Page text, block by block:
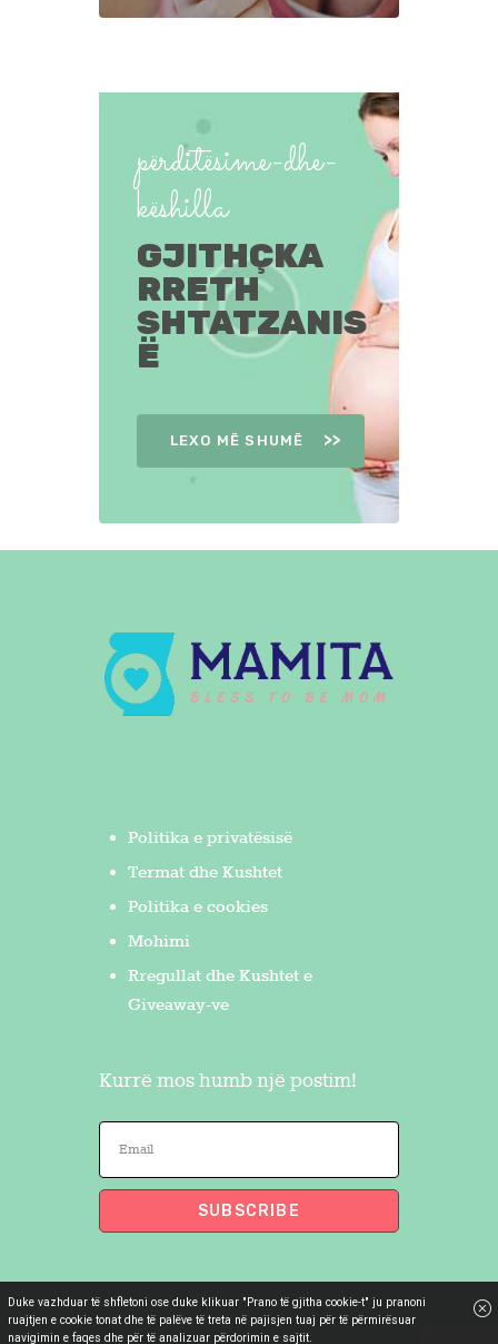
përditësime-dhe-
këshilla
GJITHÇKA
RRETH
SHTATZANIS
Ë
LEXO MË SHUMË
Politika e privatësisë
Termat dhe Kushtet
Politika e cookies
Mohimi
Rregullat dhe Kushtet e
Giveaway-ve
Kurrë mos humb një postim!
Flakron Saidi© 2026. All Rights
Duke vazhduar të shfletoni ose duke klikuar "Prano të gjitha cookie-t" ju pranoni
ruajtjen e cookie tonat dhe të palëve të treta në pajisjen tuaj për të përmirësuar
navigimin e faqes dhe për të analizuar përdorimin e sajtit.